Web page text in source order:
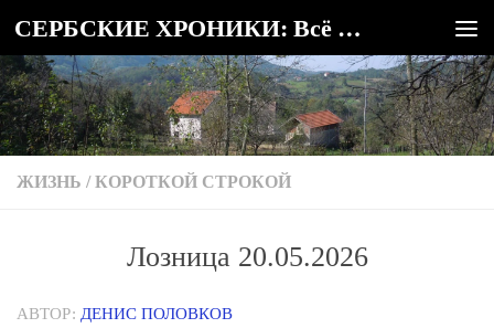
Под записью СЕРБСКИЕ ХРОНИКИ: Всё о Сербии
ЖИЗНЬ / КОРОТКОЙ СТРОКОЙ
Лозница 20.05.2026
АВТОР: ДЕНИС ПОЛОВКОВ